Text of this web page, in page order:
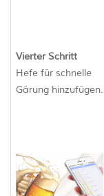
Vierter Schritt
Hefe für schnelle
Gärung hinzufügen.